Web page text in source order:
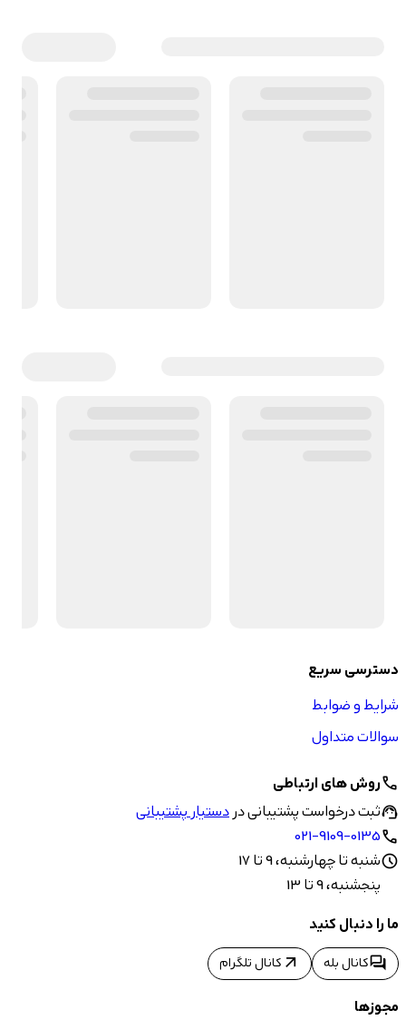
دسترسی سریع
شرایط و ضوابط
سوالات متداول
callروش های ارتباطی
support_agentثبت درخواست پشتیبانی دردستیار پشتیبانی
call
021-9109-0135
scheduleشنبه تا چهارشنبه، 9 تا 17
پنجشنبه، 9 تا 13
ما را دنبال کنید
forumکانال بله arrow_outward کانال تلگرام
مجوزها